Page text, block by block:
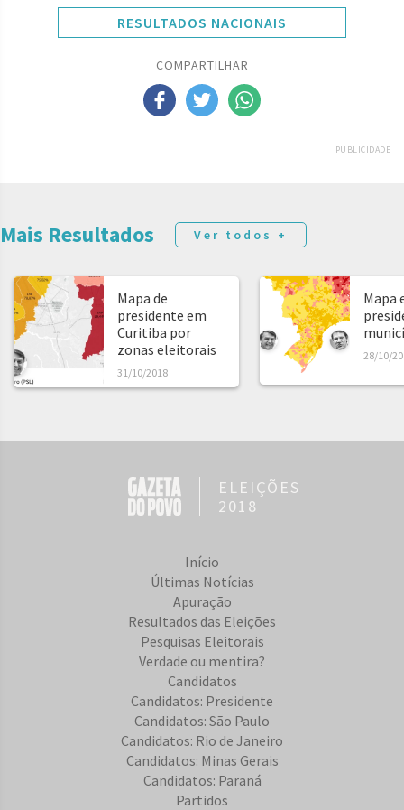
RESULTADOS NACIONAIS
COMPARTILHAR
PUBLICIDADE
Mais Resultados Ver todos +
Mapa de
presidente em
Curitiba por
zonas eleitorais
31/10/2018
Mapa
28/10/
ELEIÇÕES
2018
Início
Últimas Notícias
Apuração
Resultados das Eleições
Pesquisas Eleitorais
Verdade ou mentira?
Candidatos
Candidatos: Presidente
Candidatos: São Paulo
Candidatos: Rio de Janeiro
Candidatos: Minas Gerais
Candidatos: Paraná
Partidos